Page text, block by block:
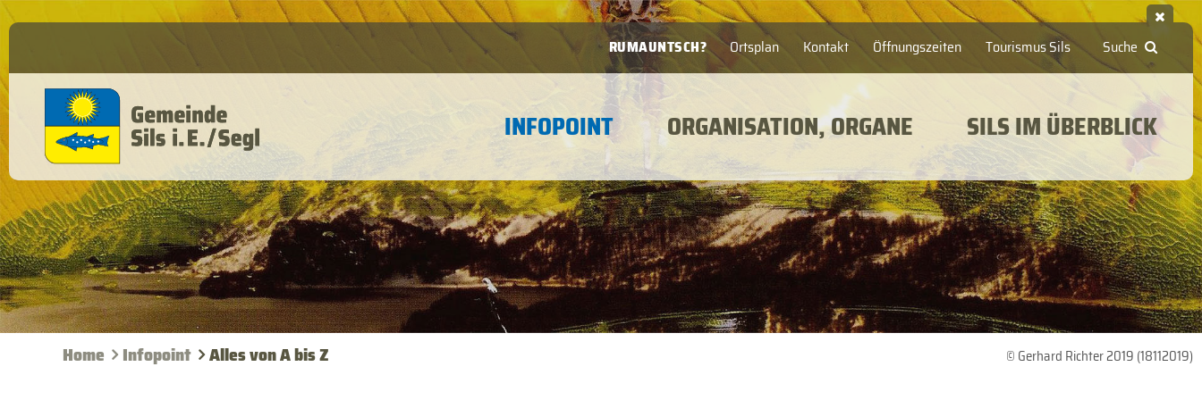
Suche
Ortsplan Kontakt Öffnungszeiten Tourismus Sils
RUMAUNTSCH?
INFOPOINT ORGANISATION, ORGANE SILS IM ÜBERBLICK
© Gerhard Richter 2019 (18112019)
Home Infopoint Alles von A bis Z